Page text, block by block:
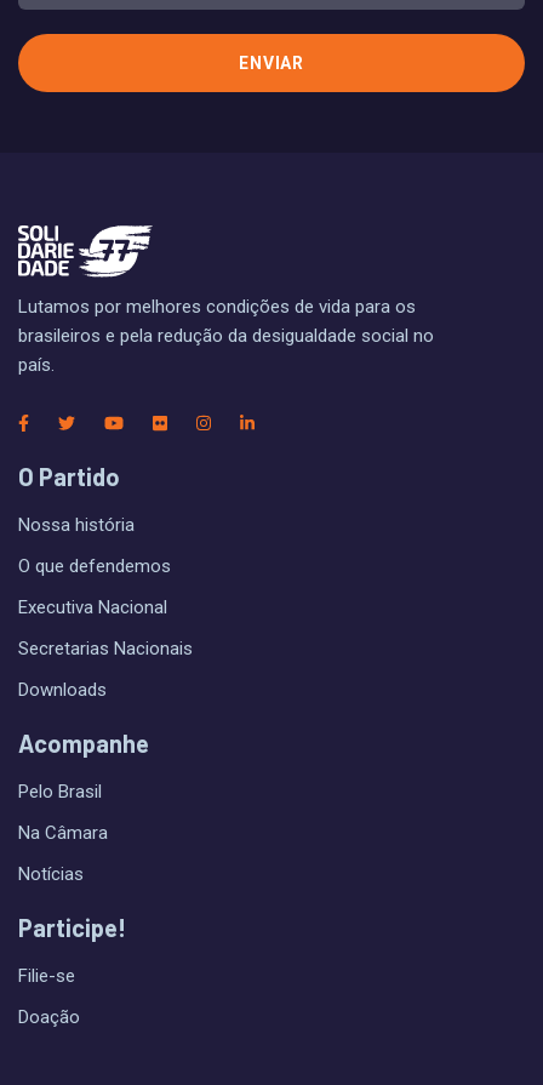
Lutamos por melhores condições de vida para os
brasileiros e pela redução da desigualdade social no
país.
O Partido
Nossa história
O que defendemos
Executiva Nacional
Secretarias Nacionais
Downloads
Acompanhe
Pelo Brasil
Na Câmara
Notícias
Participe!
Filie-se
Doação